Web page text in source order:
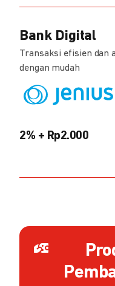
Bank Digital
Transaksi efisien dan
dengan mudah
2% + Rp2.000